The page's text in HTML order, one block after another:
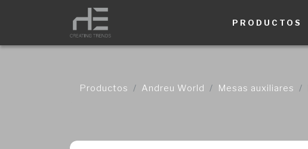
PRODUCTOS
Productos Andreu World Mesas auxiliares